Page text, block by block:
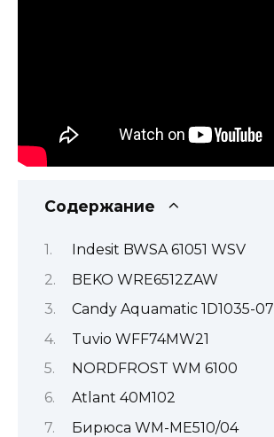
Содержание
Indesit BWSA 61051 WSV
BEKO WRE6512ZAW
Candy Aquamatic 1D1035-07
Tuvio WFF74MW21
NORDFROST WM 6100
Atlant 40М102
Бирюса WM-ME510/04